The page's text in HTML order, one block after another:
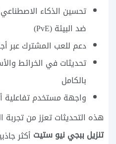
تحسين الذكاء
ضد البيئة (PvE)
دعم للعب المشترك عبر
تحديثات في الخرائط
بالكامل
واجهة مستخدم تفاعلية
هذه التحديثات تعزز من
تنزيل ببجي نيو ستيت أكثر